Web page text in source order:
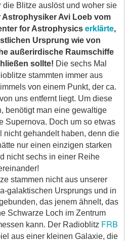
Blitze auslöst und woher sie
Astrophysiker Avi Loeb vom
for Astrophysics erklärte,
Ursprung wie von
außerirdische Raumschiffe
sollte! Die sechs Mal
stammten immer aus
von einem Punkt, der ca.
uns entfernt liegt. Um diese
benötigt man eine gewaltige
Supernova. Doch um so etwas
nicht gehandelt haben, denn die
nur einen einzigen starken
nicht sechs in einer Reihe
stammen nicht aus unserer
galaktischen Ursprungs und in
das jenem ähnelt, das
Schwarze Loch im Zentrum
kann. Der Radioblitz FRB
aus einer kleinen Galaxie, die